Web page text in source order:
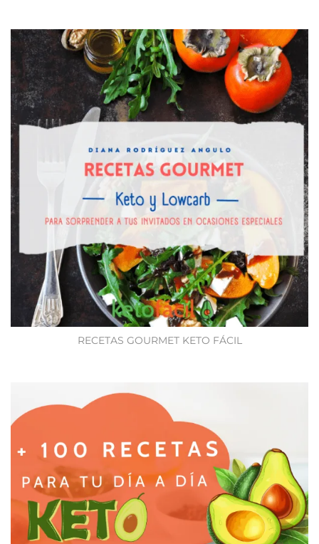
RECETAS GOURMET KETO FÁCIL